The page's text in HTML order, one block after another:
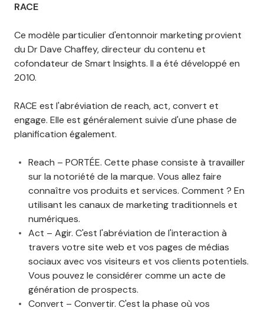
RACE
Ce modèle particulier d'entonnoir marketing provient
du Dr Dave Chaffey, directeur du contenu et
cofondateur de Smart Insights. Il a été développé en
2010.
RACE est l'abréviation de reach, act, convert et
engage. Elle est généralement suivie d'une phase de
planification également.
Reach – PORTÉE. Cette phase consiste à travailler
sur la notoriété de la marque. Vous allez faire
connaître vos produits et services. Comment ? En
utilisant les canaux de marketing traditionnels et
numériques.
Act – Agir. C'est l'abréviation de l'interaction à
travers votre site web et vos pages de médias
sociaux avec vos visiteurs et vos clients potentiels.
Vous pouvez le considérer comme un acte de
génération de prospects.
Convert – Convertir. C'est la phase où vos